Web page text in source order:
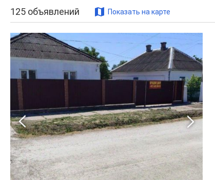
125 объявлений Показать на карте